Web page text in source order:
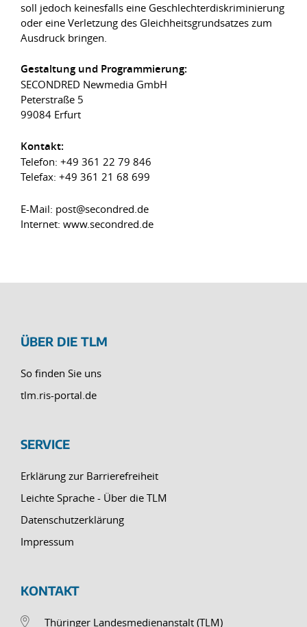
soll jedoch keinesfalls eine Geschlechterdiskriminierung
oder eine Verletzung des Gleichheitsgrundsatzes zum
Ausdruck bringen.
Gestaltung und Programmierung:
SECONDRED Newmedia GmbH
Peterstraße 5
99084 Erfurt
Kontakt:
Telefon: +49 361 22 79 846
Telefax: +49 361 21 68 699
E-Mail: post@secondred.de
Internet: www.secondred.de
ÜBER DIE TLM
So finden Sie uns
tlm.ris-portal.de
SERVICE
Erklärung zur Barrierefreiheit
Leichte Sprache - Über die TLM
Datenschutzerklärung
Impressum
KONTAKT
Thüringer Landesmedienanstalt (TLM)